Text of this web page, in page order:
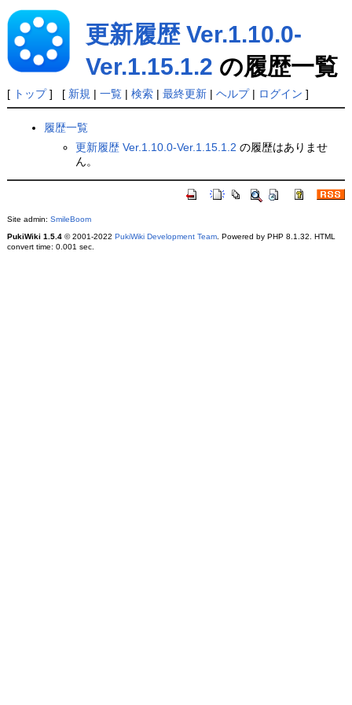
更新履歴 Ver.1.10.0-
Ver.1.15.1.2 の履歴一覧
[ トップ] [ 新規 | 一覧| 検索| 最終更新| ヘルプ| ログイン ]
履歴一覧
更新履歴 Ver.1.10.0-Ver.1.15.1.2 の履歴はありませ
ん。
Site admin: SmileBoom
PukiWiki 1.5.4© 2001-2022 PukiWiki Development Team. Powered by PHP 8.1.32. HTML
convert time: 0.001 sec.